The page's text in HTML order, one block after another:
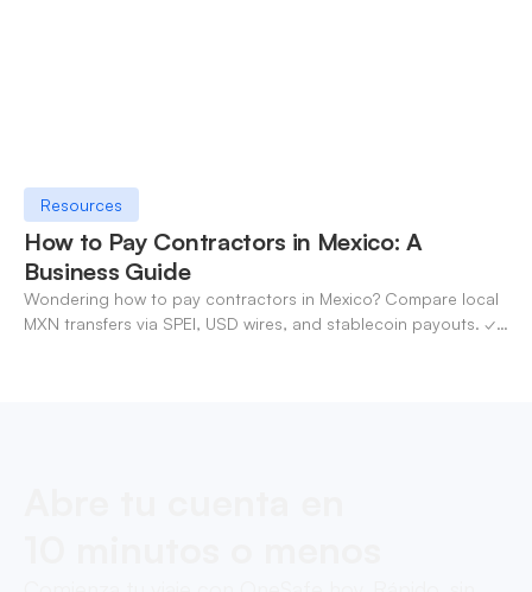
Resources
How to Pay Contractors in Mexico: A
Business Guide
Wondering how to pay contractors in Mexico? Compare local
MXN transfers via SPEI, USD wires, and stablecoin payouts. ✓